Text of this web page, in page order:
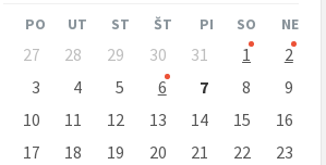
mesiac
PO UT ST ŠT PI SO NE
Preskočit
kalendárne
27 28 29 30 31 1
2
3
4 5 6 7 8
9
10
11 12 13 14 15
16
17
18 19 20 21 22
23